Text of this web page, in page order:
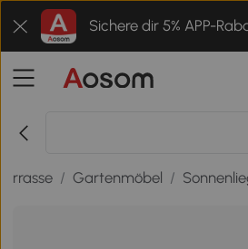
Sichere dir 5% APP-
/ Gartenmöbel /